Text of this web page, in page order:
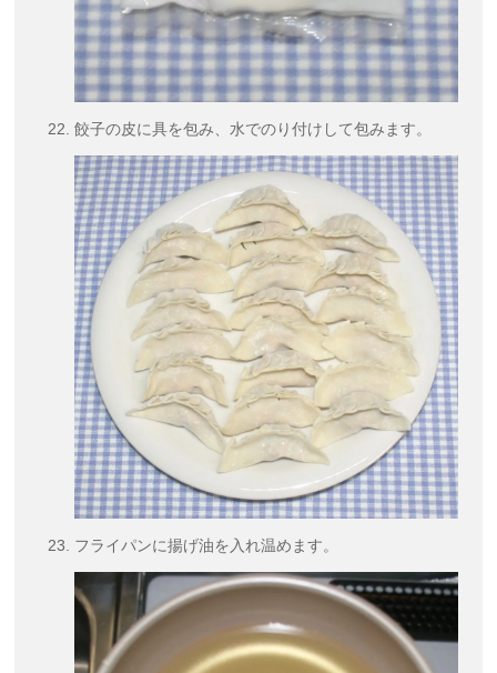
餃子の皮に具を包み、水でのり付けして包みます。
フライパンに揚げ油を入れ温めます。